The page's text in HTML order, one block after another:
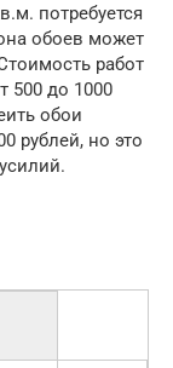
потребуется
обоев может
работ
500 до 1000
обои
рублей, но это